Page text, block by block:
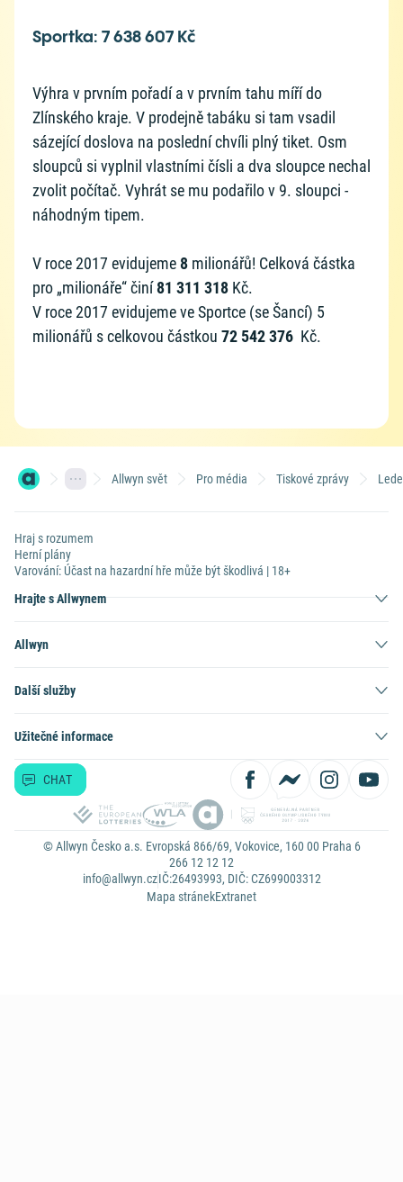
Sportka: 7 638 607 Kč
Výhra v prvním pořadí a v prvním tahu míří do
Zlínského kraje. V prodejně tabáku si tam vsadil
sázející doslova na poslední chvíli plný tiket. Osm
sloupců si vyplnil vlastními čísli a dva sloupce nechal
zvolit počítač. Vyhrát se mu podařilo v 9. sloupci -
náhodným tipem.
V roce 2017 evidujeme 8 milionářů! Celková částka
pro „milionáře“ činí81 311 318 Kč.
V roce 2017 evidujeme ve Sportce (se Šancí) 5
milionářů s celkovou částkou 72 542 376 Kč.
Allwyn svět Pro média Tiskové zprávy
Hraj s rozumem
Herní plány
Varování: Účast na hazardní hře může být škodlivá | 18+
Hrajte s Allwynem
Allwyn
Další služby
Užitečné informace
CHAT
© Allwyn Česko a.s. Evropská 866/69, Vokovice, 160 00 Praha 6
266 12 12 12
info@allwyn.czIČ:26493993, DIČ: CZ699003312
Mapa stránekExtranet